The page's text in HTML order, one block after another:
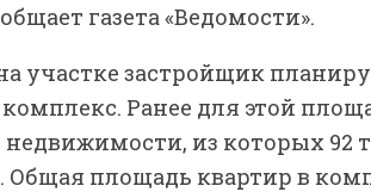
газета «Ведомости».
участке застройщик
Ранее для этой
недвижимости, из которых 92
площадь квартир в